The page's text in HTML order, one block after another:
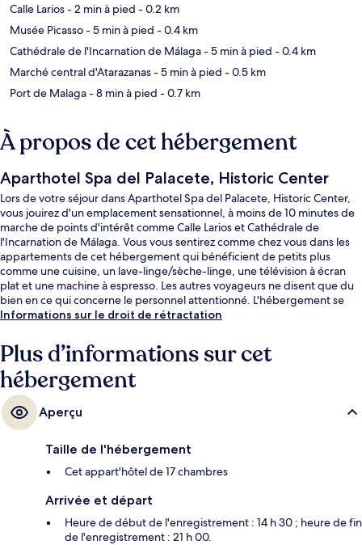
Calle Larios- 2 min à pied - 0.2 km
Musée Picasso- 5 min à pied - 0.4 km
Cathédrale de l'Incarnation de Málaga- 5 min à pied - 0.4 km
Marché central d'Atarazanas- 5 min à pied - 0.5 km
Port de Malaga- 8 min à pied - 0.7 km
À propos de cet hébergement
Aparthotel Spa del Palacete, Historic Center
Lors de votre séjour dans Aparthotel Spa del Palacete, Historic Center,
vous jouirez d'un emplacement sensationnel, à moins de 10 minutes de
marche de points d'intérêt comme Calle Larios et Cathédrale de
l'Incarnation de Málaga. Vous vous sentirez comme chez vous dans les
appartements de cet hébergement qui bénéficient de petits plus
comme une cuisine, un lave-linge/sèche-linge, une télévision à écran
plat et une machine à espresso. Les autres voyageurs ne disent que du
bien en ce qui concerne le personnel attentionné. L'hébergement se
situe à une très courte distance à pied des transports publics : Station
Guadalmedina, à 12 min.
Informations sur le droit de rétractation
Plus d’informations sur cet
hébergement
Aperçu
Taille de l'hébergement
Cet appart'hôtel de 17 chambres
Arrivée et départ
Heure de début de l'enregistrement : 14 h 30 ; heure de fin
de l'enregistrement : 21 h 00.